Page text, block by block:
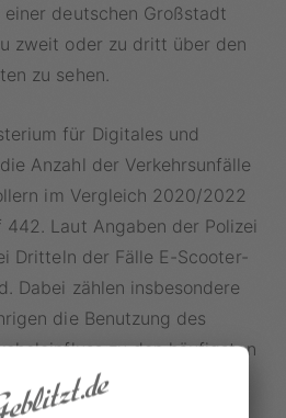
deutschen Großstadt
zweit oder zu dritt über den
zu sehen.
für Digitales und
Anzahl der Verkehrsunfälle
im Vergleich 2020/2022
Laut Angaben der Polizei
Dritteln der Fälle E-Scooter-
Dabei zählen insbesondere
die Benutzung des
zu den häufigsten